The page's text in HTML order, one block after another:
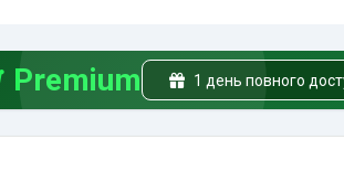
Premium 1 день повного